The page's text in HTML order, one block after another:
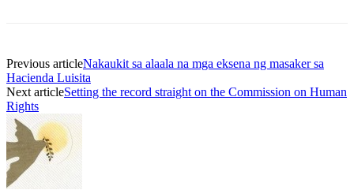
Previous articleNakaukit sa alaala na mga eksena ng masaker sa
Hacienda Luisita
Next articleSetting the record straight on the Commission on Human
Rights